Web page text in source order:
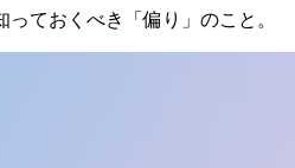
ておくべき「偏り」のこと。